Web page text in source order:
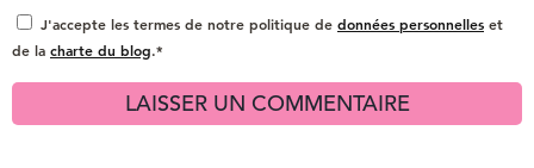
J'accepte les termes de notre politique de données personnelles et
de la charte du blog.*